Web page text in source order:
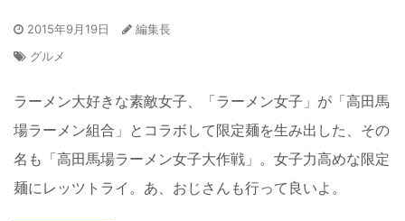
2015年9月19日
編集長
グルメ
ラーメン大好きな素敵女子、「ラーメン女子」が「高田馬
場ラーメン組合」とコラボして限定麺を生み出した、その
名も「高田馬場ラーメン女子大作戦」。女子力高めな限定
麺にレッツトライ。あ、おじさんも行って良いよ。